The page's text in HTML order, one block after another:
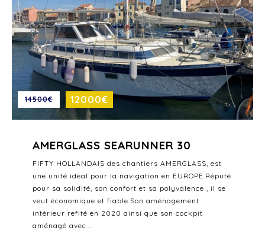
14500€ 12000€
AMERGLASS SEARUNNER 30
FIFTY HOLLANDAIS des chantiers AMERGLASS, est
une unité idéal pour la navigation en EUROPE.Réputé
pour sa solidité, son confort et sa polyvalence , il se
veut économique et fiable.Son aménagement
intérieur refité en 2020 ainsi que son cockpit
aménagé avec …